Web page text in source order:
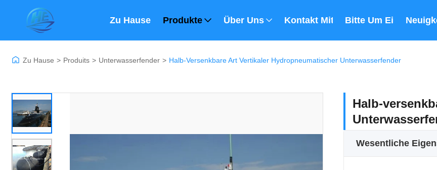
Zu Hause Produkte Über Uns Kontakt Mit UnsBitte Um Ein
Zu Hause > Produits > Unterwasserfender > Halb-Versenkbare Art Vertikaler Hydropneumatischer Unterwasserfender
Halb-
Wesentliche